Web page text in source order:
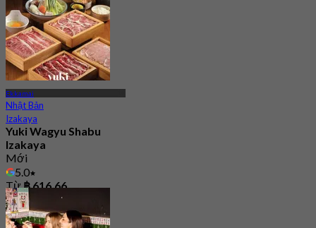
Ekkamai
Nhật Bản
Izakaya
Yuki Wagyu Shabu
Izakaya
Mới
5.0
Từ฿ 616.66